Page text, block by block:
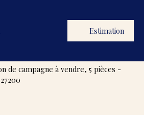
Estimation